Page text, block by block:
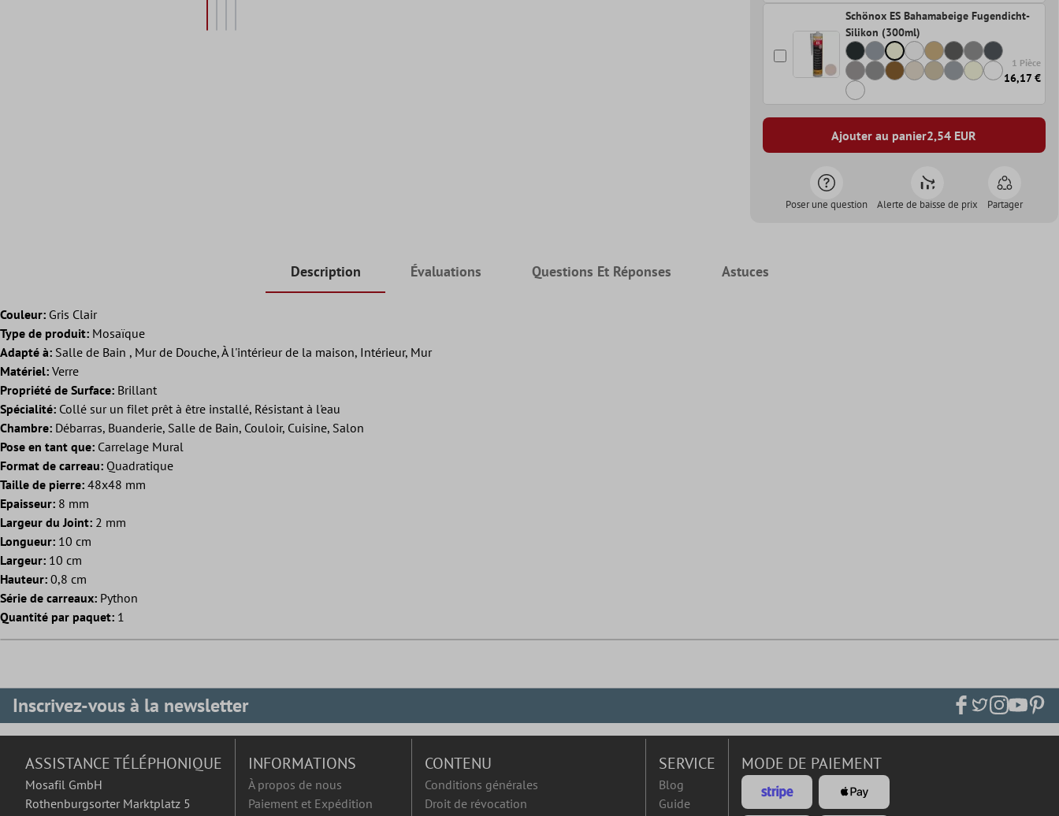
Schönox ES Bahamabeige Fugendicht-
Silikon (300ml)
1 Pièce
16,17 €
Ajouter au panier2,54 EUR
Poser une question Alerte de baisse de prix Partager
Description Évaluations Questions Et Réponses Astuces
Couleur: Gris Clair
Type de produit: Mosaïque
Adapté à: Salle de Bain , Mur de Douche, À l'intérieur de la maison, Intérieur, Mur
Matériel: Verre
Propriété de Surface: Brillant
Spécialité: Collé sur un filet prêt à être installé, Résistant à l'eau
Chambre: Débarras, Buanderie, Salle de Bain, Couloir, Cuisine, Salon
Pose en tant que: Carrelage Mural
Format de carreau: Quadratique
Taille de pierre: 48x48 mm
Epaisseur: 8 mm
Largeur du Joint: 2 mm
Longueur: 10 cm
Largeur: 10 cm
Hauteur: 0,8 cm
Série de carreaux: Python
Quantité par paquet: 1
Inscrivez-vous à la newsletter
ASSISTANCE TÉLÉPHONIQUE
Mosafil GmbH
Rothenburgsorter Marktplatz 5
INFORMATIONS
À propos de nous
Paiement et Expédition
CONTENU
Conditions générales
Droit de révocation
SERVICE
Blog
Guide
MODE DE PAIEMENT